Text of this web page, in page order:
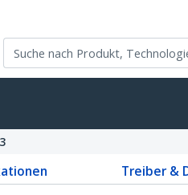
Treiber &